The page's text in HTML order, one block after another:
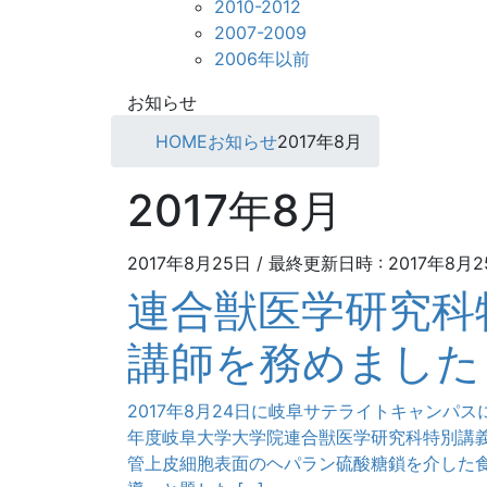
2010-2012
2007-2009
2006年以前
お知らせ
HOMEお知らせ2017年8月
2017年8月
2017年8月25日 / 最終更新日時 : 2017年8月
連合獣医学研究
講師を務めました
2017年8月24日に岐阜サテライトキャンパス
年度岐阜大学大学院連合獣医学研究科特別講
管上皮細胞表面のヘパラン硫酸糖鎖を介した